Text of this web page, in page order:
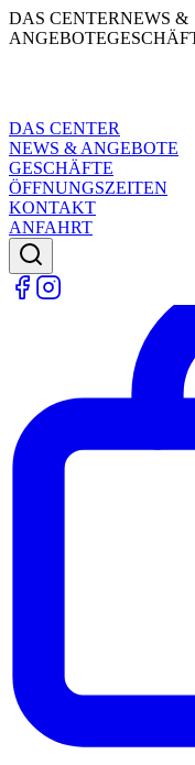
DAS CENTERNEWS &
ANGEBOTE
DAS CENTER
NEWS & ANGEBOTE
GESCHÄFTE
ÖFFNUNGSZEITEN
KONTAKT
ANFAHRT